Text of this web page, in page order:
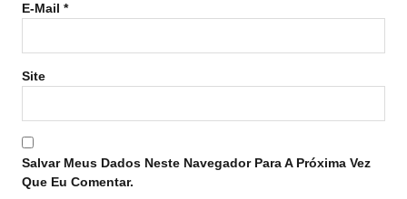
E-Mail *
Site
Salvar Meus Dados Neste Navegador Para A Próxima Vez
Que Eu Comentar.